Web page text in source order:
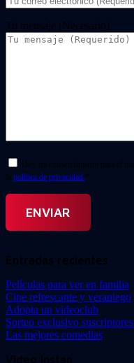
Tu mensaje (Necesario)
Doy mi consentimiento para el
la política de privacidad. *
Entradas recientes
Películas para ver en familia
Cine refrescante y veraniego
Adopta un videoclub
Sorteo exclusivo
Las mejores comedias
Video Instan